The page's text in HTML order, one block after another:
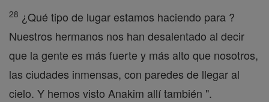
28 ¿Qué tipo de lugar estamos haciendo para ?
Nuestros hermanos nos han desalentado al decir
que la gente es más fuerte y más alto que nosotros,
las ciudades inmensas, con paredes de llegar al
cielo. Y hemos visto Anakim allí también ".